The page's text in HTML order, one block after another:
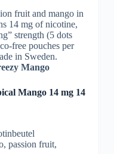
fruit and mango in
14 mg of nicotine,
strength (5 dots
free pouches per
in Sweden.
Mango
Mango 14 mg 14
passion fruit,